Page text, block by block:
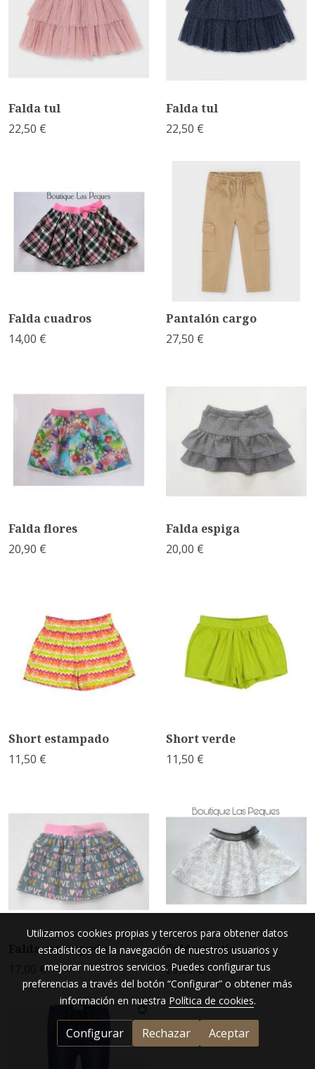
Falda tul
22,50 €
Falda tul
22,50 €
Falda cuadros
14,00 €
Pantalón cargo
27,50 €
Falda flores
20,90 €
Falda espiga
20,00 €
Short estampado
11,50 €
Short verde
11,50 €
Falda estampada
17,00 €
Falda vestir
29,00 €
Utilizamos cookies propias y terceros para obtener datos
estadísticos de la navegación de nuestros usuarios y
mejorar nuestros servicios. Puedes configurar tus
preferencias a través del botón “Configurar” o obtener más
información en nuestra Política de cookies.
Configurar Rechazar Aceptar